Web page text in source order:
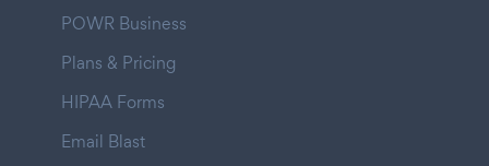
POWR Business
Plans & Pricing
HIPAA Forms
Email Blast